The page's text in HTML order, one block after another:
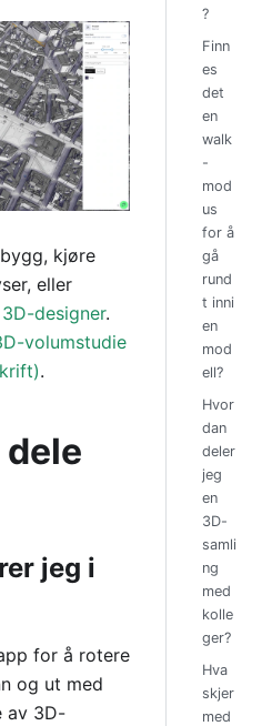
kjøre
eller
3D-designer.
volumstudie
.
dele
jeg i
for å rotere
og ut med
av 3D-
?
Finn
es
det
en
walk
-
mod
us
for å
gå
rund
t inni
en
mod
ell?
Hvor
dan
deler
jeg
en
3D-
samli
ng
med
kolle
ger?
Hva
skjer
med